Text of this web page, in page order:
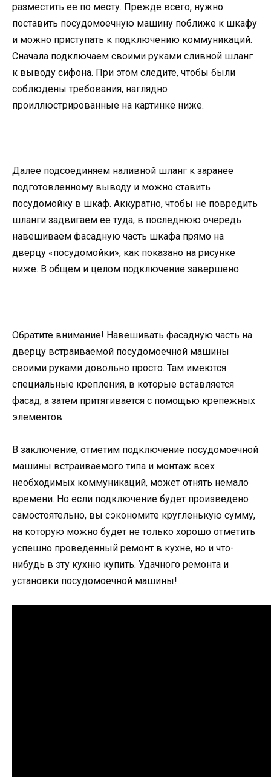
разместить ее по месту. Прежде всего, нужно
поставить посудомоечную машину поближе к шкафу
и можно приступать к подключению коммуникаций.
Сначала подключаем своими руками сливной шланг
к выводу сифона. При этом следите, чтобы были
соблюдены требования, наглядно
проиллюстрированные на картинке ниже.
Далее подсоединяем наливной шланг к заранее
подготовленному выводу и можно ставить
посудомойку в шкаф. Аккуратно, чтобы не повредить
шланги задвигаем ее туда, в последнюю очередь
навешиваем фасадную часть шкафа прямо на
дверцу «посудомойки», как показано на рисунке
ниже. В общем и целом подключение завершено.
Обратите внимание! Навешивать фасадную часть на
дверцу встраиваемой посудомоечной машины
своими руками довольно просто. Там имеются
специальные крепления, в которые вставляется
фасад, а затем притягивается с помощью крепежных
элементов
В заключение, отметим подключение посудомоечной
машины встраиваемого типа и монтаж всех
необходимых коммуникаций, может отнять немало
времени. Но если подключение будет произведено
самостоятельно, вы сэкономите кругленькую сумму,
на которую можно будет не только хорошо отметить
успешно проведенный ремонт в кухне, но и что-
нибудь в эту кухню купить. Удачного ремонта и
установки посудомоечной машины!